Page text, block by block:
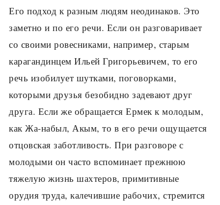
Его подход к разным людям неодинаков. Это
заметно и по его речи. Если он разговаривает
со своими ровесниками, например, старым
карагандинцем Ильей Григорьевичем, то его
речь изобилует шутками, поговорками,
которыми друзья безобидно задевают друг
друга. Если же обращается Ермек к молодым,
как Жа-набыл, Акым, то в его речи ощущается
отцовская заботливость. При разговоре с
молодыми он часто вспоминает прежнюю
тяжелую жизнь шахтеров, примитивные
орудия труда, калечившие рабочих, стремится